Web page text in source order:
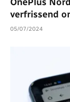
verfrissend
05/07/2024